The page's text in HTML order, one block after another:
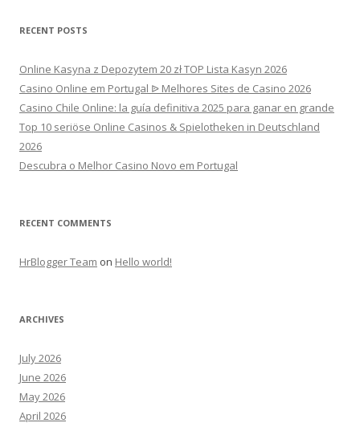
RECENT POSTS
Online Kasyna z Depozytem 20 zł TOP Lista Kasyn 2026
Casino Online em Portugal ᐉ Melhores Sites de Casino 2026
Casino Chile Online: la guía definitiva 2025 para ganar en grande
Top 10 seriöse Online Casinos & Spielotheken in Deutschland
2026
Descubra o Melhor Casino Novo em Portugal
RECENT COMMENTS
HrBlogger Team on Hello world!
ARCHIVES
July 2026
June 2026
May 2026
April 2026